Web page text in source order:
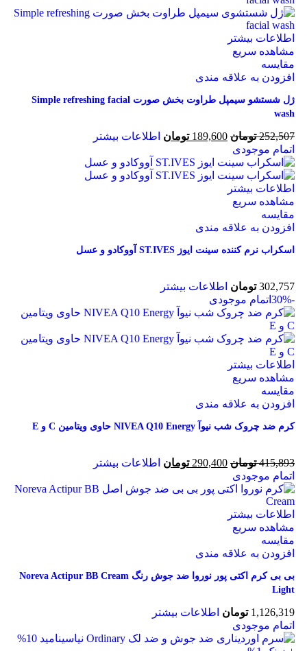
اطلاعات بیشتر
مشاهده سریع
مقایسه
افزودن به علاقه مندی
ژل شستشو سیمپل طراوت بخش صورت Simple refreshing facial
wash
252,507 تومان 189,600 تومان اطلاعات بیشتر
اتمام موجودی
اطلاعات بیشتر
مشاهده سریع
مقایسه
افزودن به علاقه مندی
اسکراب نرم کننده سینت ایوز ST.IVES آووکادو و عسل
302,757 تومان اطلاعات بیشتر
-30%
اتمام موجودی
اطلاعات بیشتر
مشاهده سریع
مقایسه
افزودن به علاقه مندی
کرم ضد چروک شب نیوآ NIVEA Q10 Energy حاوی ویتامین C و E
415,893 تومان 290,400 تومان اطلاعات بیشتر
اتمام موجودی
اطلاعات بیشتر
مشاهده سریع
مقایسه
افزودن به علاقه مندی
بی بی کرم اکتی پور نوروا ضد جوش رنگ Noreva Actipur BB Cream
Light
1,126,319 تومان اطلاعات بیشتر
اتمام موجودی